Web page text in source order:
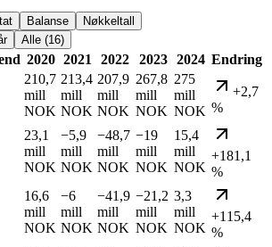
Balanse
Nøkkeltall
Alle (16)
2020 2021 2022 2023 2024 Endring
210,7
mill
NOK
213,4
mill
NOK
207,9
mill
NOK
267,8
mill
NOK
275
mill
NOK
+2,7
%
23,1
mill
NOK
−5,9
mill
NOK
−48,7
mill
NOK
−19
mill
NOK
15,4
mill
NOK
+181,1
%
16,6
mill
NOK
−6
mill
NOK
−41,9
mill
NOK
−21,2
mill
NOK
3,3
mill
NOK
+115,4
%